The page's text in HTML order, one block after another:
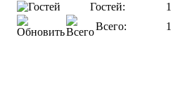
Гостей:
1
Всего:
1